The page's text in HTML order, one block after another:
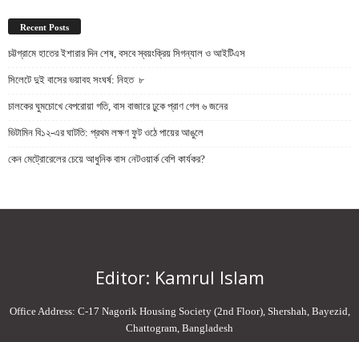
Recent Posts
চট্টগ্রামে হাতের ইশারার দিন শেষ, বসবে স্বয়ংক্রিয় সিগন্যাল ও আইটিএস
সিলেটে দুই বাসের ভয়াবহ সংঘর্ষ: নিহত ৮
চালকের ঘুমচোখে বেপরোয়া গতি, বাস বাজারে ঢুকে প্রাণ গেল ৬ জনের
ভিটামিন বি১২-এর ঘাটতি: প্রথম লক্ষণ ফুট ওঠে পায়ের আঙুলে
কেন মেট্রোরেলের চেয়ে আধুনিক বাস নেটওয়ার্ক বেশি কার্যকর?
Editor: Kamrul Islam
Office Address: C-17 Nagorik Housing Society (2nd Floor), Shershah, Bayezid,
Chattogram, Bangladesh